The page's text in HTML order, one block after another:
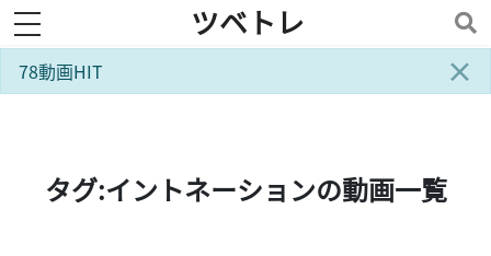
toggle navigation ツベトレ
×
78動画HIT
タグ:イントネーションの動画一覧